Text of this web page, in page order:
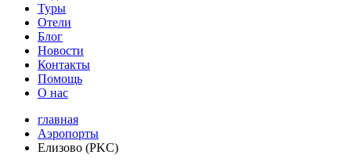
Туры
Отели
Блог
Новости
Контакты
Помощь
О нас
главная
Аэропорты
Елизово (PKC)